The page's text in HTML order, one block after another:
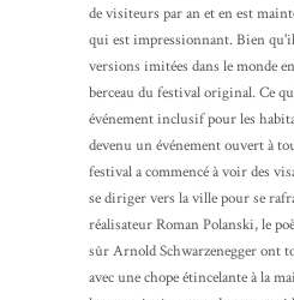
de visiteurs par an et en est
qui est impressionnant. Bien
versions imitées dans le monde
berceau du festival original. Ce
événement inclusif pour les
devenu un événement ouvert à
festival a commencé à voir des
se diriger vers la ville pour se
réalisateur Roman Polanski, le
sûr Arnold Schwarzenegger ont
avec une chope étincelante à la